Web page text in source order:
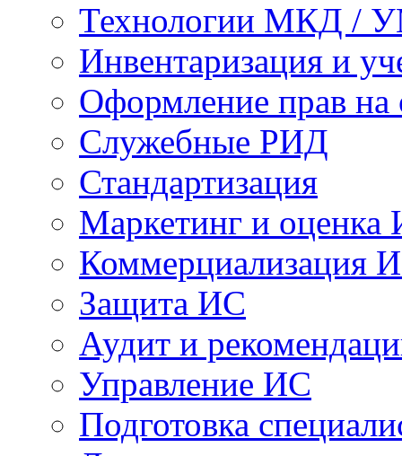
Технологии МКД /
Инвентаризация и
Оформление прав
Служебные РИД
Стандартизация
Маркетинг и оценка
Коммерциализация
Защита ИС
Аудит и
Управление ИС
Подготовка